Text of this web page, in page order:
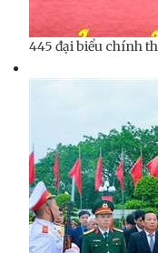
445 đại biểu chính